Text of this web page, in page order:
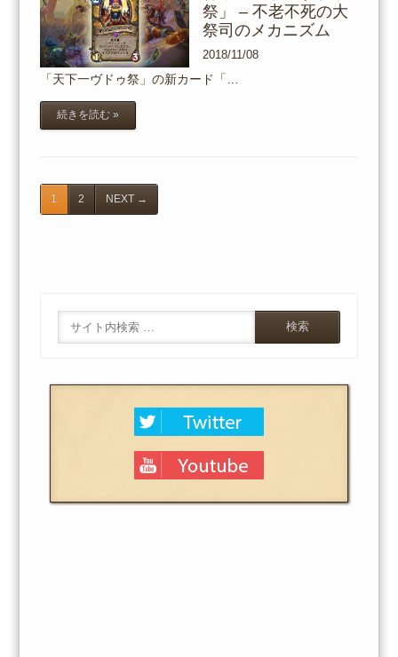
祭」 – 不老不死の大
祭司のメカニズム
2018/11/08
「天下一ヴドゥ祭」の新カード「…
続きを読む »
1 2 NEXT →